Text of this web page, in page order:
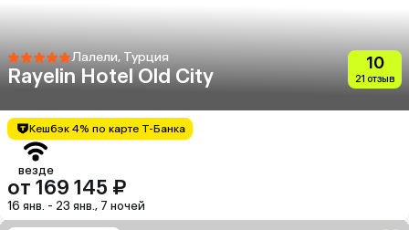
Лалели, Турция
Rayelin Hotel Old City
10
21 отзыв
Кешбэк 4% по карте Т-Банка
везде
от 169 145 ₽
16 янв. - 23 янв., 7 ночей